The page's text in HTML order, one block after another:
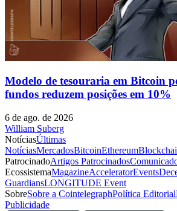
Modelo de tesouraria em Bitcoin
fundos reduzem posições em 10%
6 de ago. de 2026
William Suberg
NotíciasÚltimas
NotíciasMercadosBitcoinEthereum
PatrocinadoArtigos Patrocinados
EcossistemaMagazineAcceleratorEvents
GuardiansLONGITUDE Event
SobreSobre a CointelegraphPolítica Editorial
Publicidade